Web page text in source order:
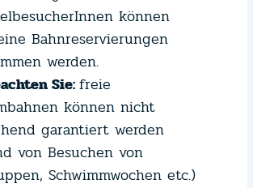
können
Bahnreservierungen
werden.
Sie:freie
können nicht
garantiert werden
von Besuchen von
Schwimmwochen etc.)